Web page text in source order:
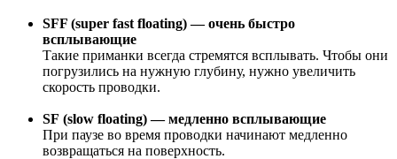
SFF (super fast floating) — очень быстро
всплывающие
Такие приманки всегда стремятся всплывать. Чтобы они
погрузились на нужную глубину, нужно увеличить
скорость проводки.
SF (slow floating) — медленно всплывающие
При паузе во время проводки начинают медленно
возвращаться на поверхность.